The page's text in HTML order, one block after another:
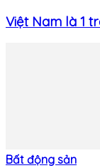
Việt Nam là 1
Bất động sản